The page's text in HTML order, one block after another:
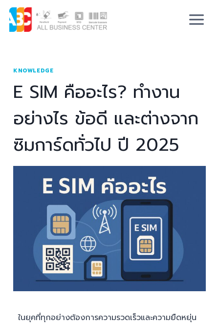
KNOWLEDGE
E SIM คืออะไร? ทำงาน
อย่างไร ข้อดี และต่างจาก
ซิมการ์ดทั่วไป ปี 2025
ในยุคที่ทุกอย่างต้องการความรวดเร็วและความยืดหยุ่น